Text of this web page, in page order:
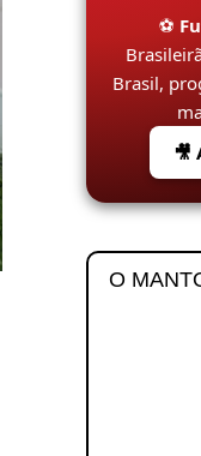
⚽
Brasil,
🎥
O